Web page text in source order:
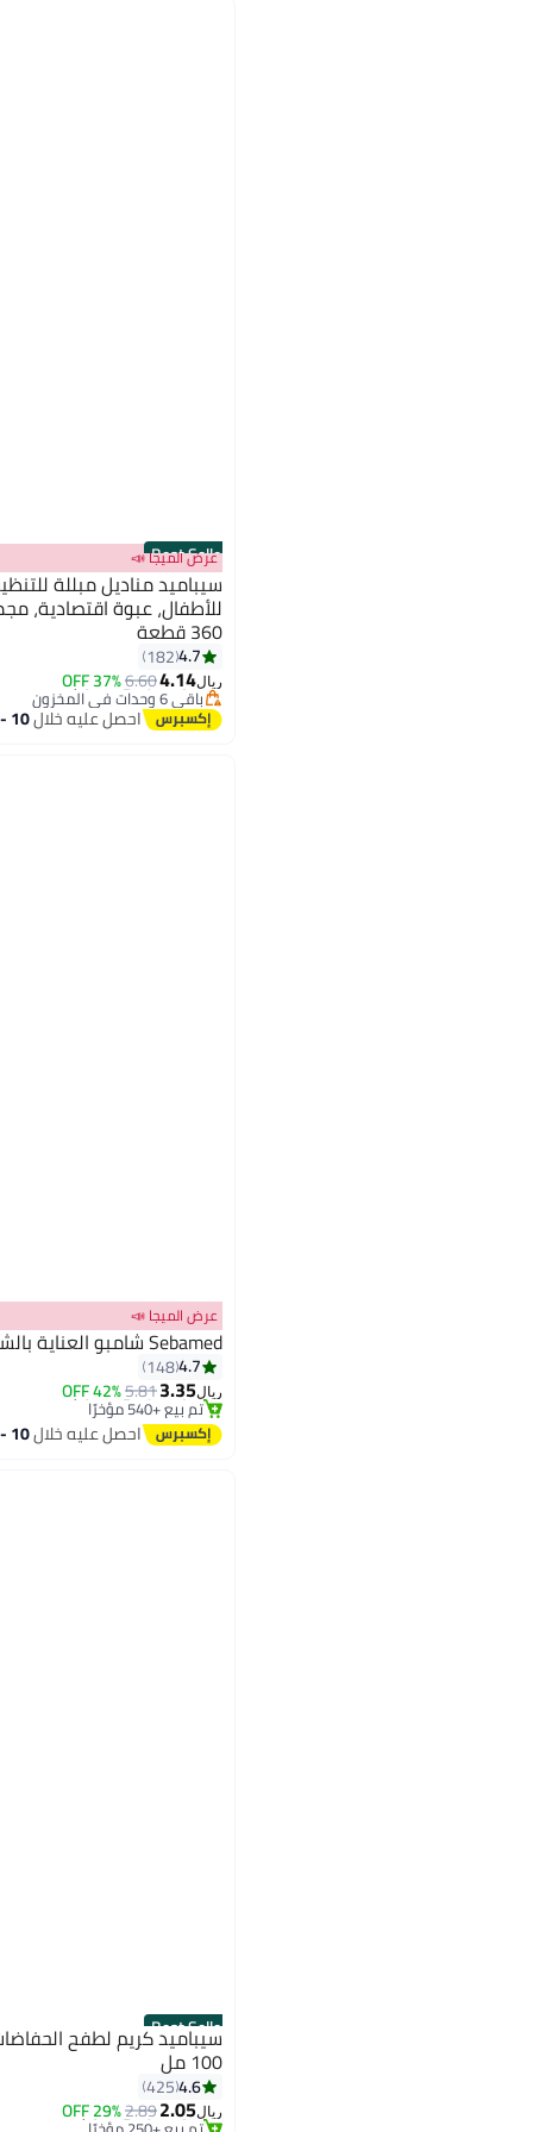
Best Seller
عرض الميجا 📣
سيباميد مناديل مبللة
360 قطعة
4.7
182
ريال4.14
6.60
37% OFF
#3 في مناديل مبللة للأطفال
أقل سعر في 30 يوم
باقي 6 وحدات في المخزون
#3 في مناديل مبللة للأطفال احصل عليه خلال10 - 11 اغسطس
عرض الميجا 📣
Sebamed شامبو العناية بالشعر المضاد للقشرة
4.7
148
ريال3.35
5.81
42% OFF
#1 في شامبو وبلسم
أقل سعر في 30 يوم
تم بيع +540 مؤخرًا
#1 في شامبو وبلسم
احصل عليه خلال10 - 11 اغسطس
Best Seller
سيباميد كريم لطفح
100 مل
4.6
425
ريال2.05
2.89
29% OFF
#3 في كريم العناية للحفاضات
أقل سعر في 7 يوم
تم بيع +250 مؤخرًا